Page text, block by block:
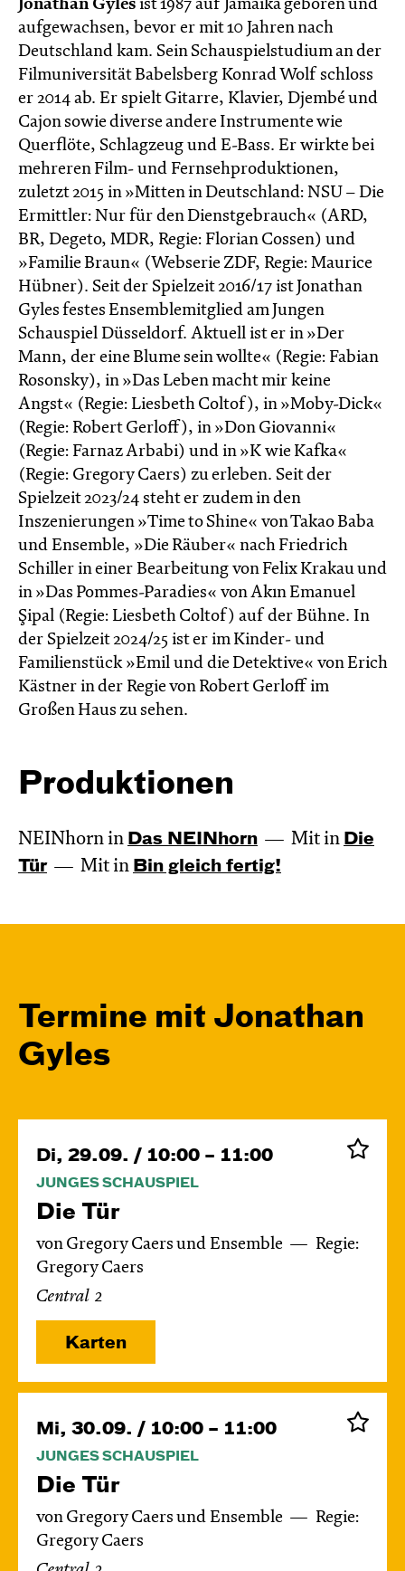
Jonathan Gyles ist 1987 auf Jamaika geboren und
aufgewachsen, bevor er mit 10 Jahren nach
Deutschland kam. Sein Schauspielstudium an der
Filmuniversität Babelsberg Konrad Wolf schloss
er 2014 ab. Er spielt Gitarre, Klavier, Djembé und
Cajon sowie diverse andere Instrumente wie
Querflöte, Schlagzeug und E-Bass. Er wirkte bei
mehreren Film- und Fernsehproduktionen,
zuletzt 2015 in »Mitten in Deutschland: NSU – Die
Ermittler: Nur für den Dienstgebrauch« (ARD,
BR, Degeto, MDR, Regie: Florian Cossen) und
»Familie Braun« (Webserie ZDF, Regie: Maurice
Hübner). Seit der Spielzeit 2016/17 ist Jonathan
Gyles festes Ensemblemitglied am Jungen
Schauspiel Düsseldorf. Aktuell ist er in »Der
Mann, der eine Blume sein wollte« (Regie: Fabian
Rosonsky), in »Das Leben macht mir keine
Angst« (Regie: Liesbeth Coltof), in »Moby-Dick«
(Regie: Robert Gerloff), in »Don Giovanni«
(Regie: Farnaz Arbabi) und in »K wie Kafka«
(Regie: Gregory Caers) zu erleben. Seit der
Spielzeit 2023/24 steht er zudem in den
Inszenierungen »Time to Shine« von Takao Baba
und Ensemble, »Die Räuber« nach Friedrich
Schiller in einer Bearbeitung von Felix Krakau und
in »Das Pommes-Paradies« von Akın Emanuel
Şipal (Regie: Liesbeth Coltof) auf der Bühne. In
der Spielzeit 2024/25 ist er im Kinder- und
Familienstück »Emil und die Detektive« von Erich
Kästner in der Regie von Robert Gerloff im
Großen Haus zu sehen.
Produktionen
NEINhorn in Das NEIN­horn Mit in Die
Tür
Mit in Bin gleich fertig!
Termine mit Jonathan
Gyles
Di, 29.09. / 10:00 – 11:00
JUNGES SCHAUSPIEL
Die Tür
von Gregory Caers und Ensemble
Regie:
Gregory Caers
Central 2
Karten
Mi, 30.09. / 10:00 – 11:00
JUNGES SCHAUSPIEL
Die Tür
von Gregory Caers und Ensemble
Regie:
Gregory Caers